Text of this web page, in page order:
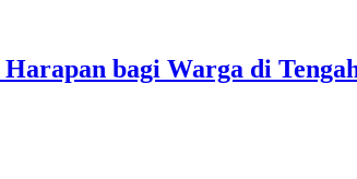
bagi Warga di